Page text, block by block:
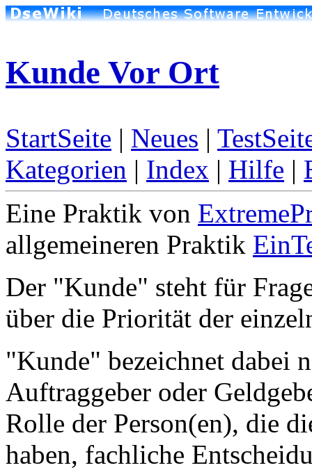
Kunde Vor Ort
StartSeite | Neues |
Kategorien | Index | Hilfe |
Eine Praktik von
allgemeineren Praktik
Der "Kunde" steht für
über die Priorität der
"Kunde" bezeichnet dabei
Auftraggeber oder
Rolle der Person(en), die
haben, fachliche